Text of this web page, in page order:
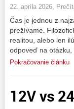
22. apríla 2026,
Čas je jednou z
prežívame.
realitou, alebo len
odpoveď na
Pokračovanie článku
12V vs